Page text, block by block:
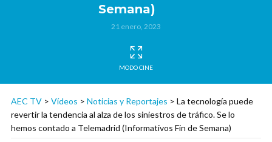
Semana)
21 enero, 2023
MODO CINE
AEC TV > Vídeos > Noticias y Reportajes > La tecnología puede
revertir la tendencia al alza de los siniestros de tráfico. Se lo
hemos contado a Telemadrid (Informativos Fin de Semana)